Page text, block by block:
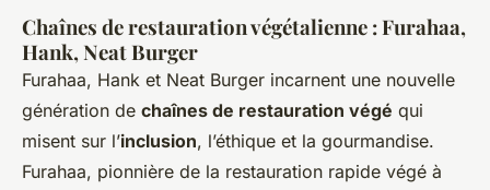
Chaînes de restauration végétalienne : Furahaa,
Hank, Neat Burger
Furahaa, Hank et Neat Burger incarnent une nouvelle
génération de chaînes de restauration végé qui
misent sur l’inclusion, l’éthique et la gourmandise.
Furahaa, pionnière de la restauration rapide végé à